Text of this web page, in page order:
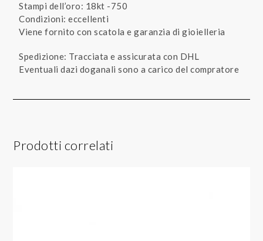
Stampi dell’oro: 18kt -750
Condizioni: eccellenti
Viene fornito con scatola e garanzia di gioielleria
Spedizione: Tracciata e assicurata con DHL
Eventuali dazi doganali sono a carico del compratore
Prodotti correlati